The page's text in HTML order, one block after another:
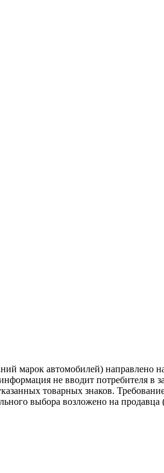
автомобилей) направлено на
не вводит потребителя в
товарных знаков.
выбора возложено на продавца